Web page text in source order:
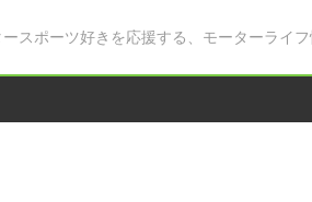
スポーツ好きを応援する、モーターライフ